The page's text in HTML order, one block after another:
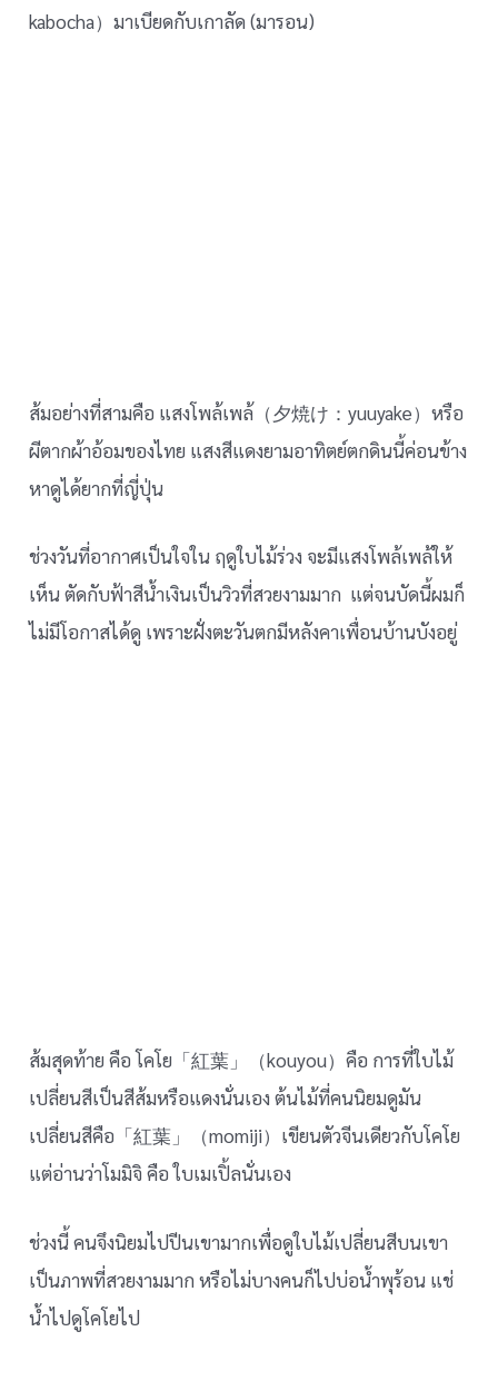
kabocha）มาเบียดกับเกาลัด (มารอน)
ส้มอย่างที่สามคือ แสงโพล้เพล้（夕焼け：yuuyake）หรือ
ผีตากผ้าอ้อมของไทย แสงสีแดงยามอาทิตย์ตกดินนี้ค่อนข้าง
หาดูได้ยากที่ญี่ปุ่น
ช่วงวันที่อากาศเป็นใจใน ฤดูใบไม้ร่วง จะมีแสงโพล้เพล้ให้
เห็น ตัดกับฟ้าสีน้ำเงินเป็นวิวที่สวยงามมาก แต่จนบัดนี้ผมก็
ไม่มีโอกาสได้ดู เพราะฝั่งตะวันตกมีหลังคาเพื่อนบ้านบังอยู่
ส้มสุดท้าย คือ โคโย「紅葉」（kouyou）คือ การที่ใบไม้
เปลี่ยนสีเป็นสีส้มหรือแดงนั่นเอง ต้นไม้ที่คนนิยมดูมัน
เปลี่ยนสีคือ「紅葉」（momiji）เขียนตัวจีนเดียวกับโคโย
แต่อ่านว่าโมมิจิ คือ ใบเมเปิ้ลนั่นเอง
ช่วงนี้ คนจึงนิยมไปปีนเขามากเพื่อดูใบไม้เปลี่ยนสีบนเขา
เป็นภาพที่สวยงามมาก หรือไม่บางคนก็ไปบ่อน้ำพุร้อน แช่
น้ำไปดูโคโยไป